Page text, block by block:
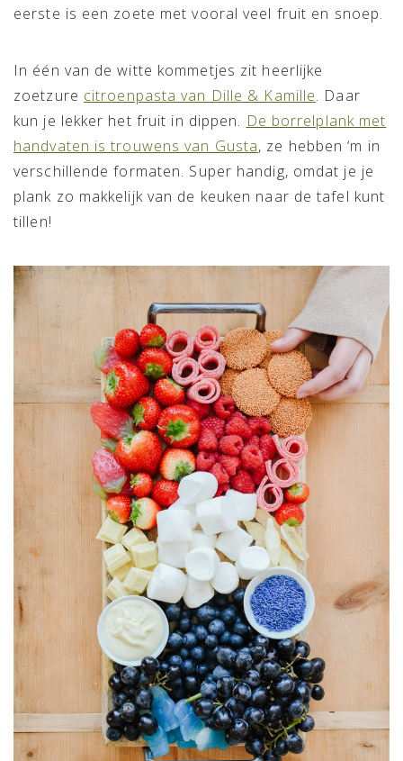
eerste is een zoete met vooral veel fruit en snoep.
In één van de witte kommetjes zit heerlijke
zoetzure citroenpasta van Dille & Kamille. Daar
kun je lekker het fruit in dippen. De borrelplank met
handvaten is trouwens van Gusta, ze hebben ‘m in
verschillende formaten. Super handig, omdat je je
plank zo makkelijk van de keuken naar de tafel kunt
tillen!